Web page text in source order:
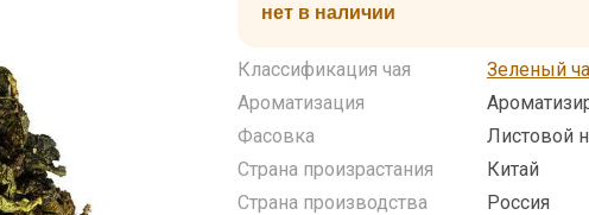
нет в наличии
Классификация чая
Зеленый
Ароматизация
Фасовка
Листовой
Страна произрастания
Китай
Страна производства
Россия